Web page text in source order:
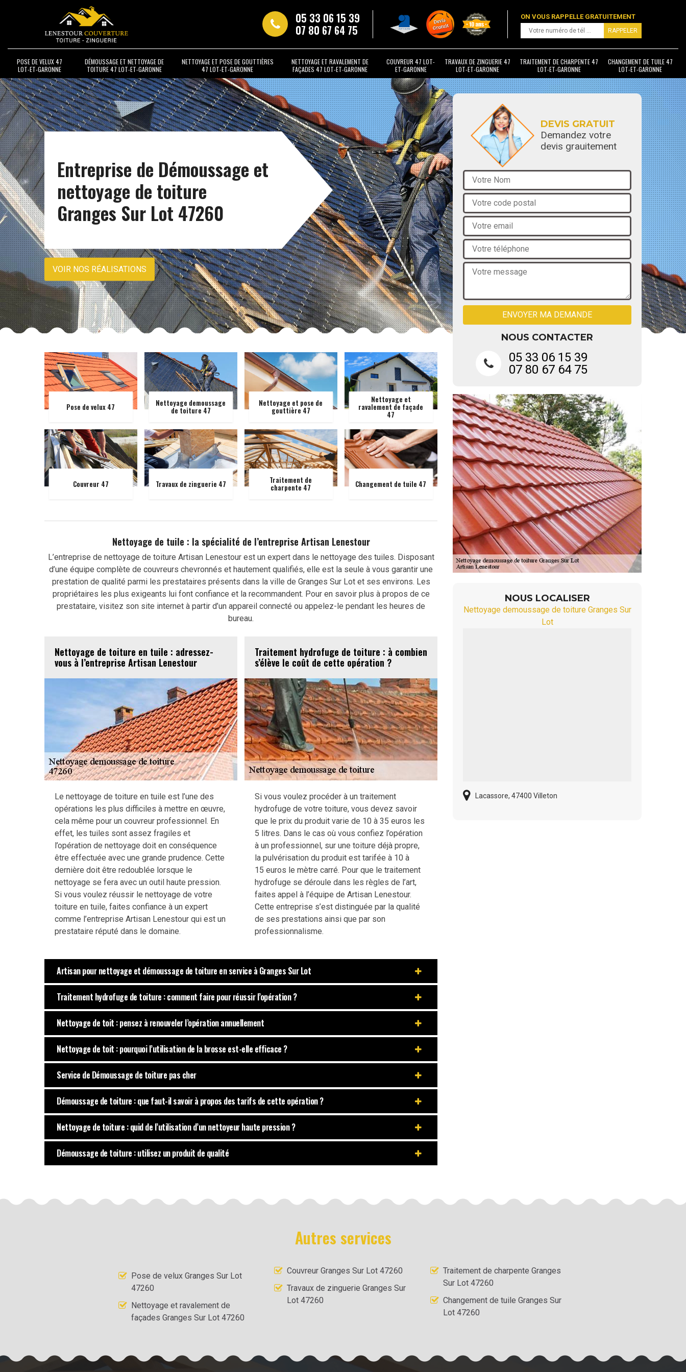
05 33 06 15 39
07 80 67 64 75
ON VOUS RAPPELLE GRATUITEMENT
POSE DE VELUX 47
LOT-ET-GARONNE
DÉMOUSSAGE ET NETTOYAGE DE
TOITURE 47 LOT-ET-GARONNE
NETTOYAGE ET POSE DE GOUTTIÈRES
47 LOT-ET-GARONNE
NETTOYAGE ET RAVALEMENT DE
FAÇADES 47 LOT-ET-GARONNE
COUVREUR 47 LOT-
ET-GARONNE
TRAVAUX DE ZINGUERIE 47
LOT-ET-GARONNE
TRAITEMENT DE CHARPENTE 47
LOT-ET-GARONNE
CHANGEMENT DE TUILE 47
LOT-ET-GARONNE
Entreprise de Démoussage et
nettoyage de toiture
Granges Sur Lot 47260
VOIR NOS RÉALISATIONS
Pose de velux 47 Nettoyage demoussage
de toiture 47
Nettoyage et pose de
gouttière 47
Nettoyage et
ravalement de façade
47
Couvreur 47 Travaux de zinguerie 47 Traitement de
charpente 47 Changement de tuile 47
Nettoyage de tuile : la spécialité de l’entreprise Artisan Lenestour
L’entreprise de nettoyage de toiture Artisan Lenestour est un expert dans le nettoyage des tuiles. Disposant
d’une équipe complète de couvreurs chevronnés et hautement qualifiés, elle est la seule à vous garantir une
prestation de qualité parmi les prestataires présents dans la ville de Granges Sur Lot et ses environs. Les
propriétaires les plus exigeants lui font confiance et la recommandent. Pour en savoir plus à propos de ce
prestataire, visitez son site internet à partir d’un appareil connecté ou appelez-le pendant les heures de
bureau.
Nettoyage de toiture en tuile : adressez-
vous à l’entreprise Artisan Lenestour
Le nettoyage de toiture en tuile est l’une des
opérations les plus difficiles à mettre en œuvre,
cela même pour un couvreur professionnel. En
effet, les tuiles sont assez fragiles et
l’opération de nettoyage doit en conséquence
être effectuée avec une grande prudence. Cette
dernière doit être redoublée lorsque le
nettoyage se fera avec un outil haute pression.
Si vous voulez réussir le nettoyage de votre
toiture en tuile, faites confiance à un expert
comme l’entreprise Artisan Lenestour qui est un
prestataire réputé dans le domaine.
Traitement hydrofuge de toiture : à combien
s’élève le coût de cette opération ?
Si vous voulez procéder à un traitement
hydrofuge de votre toiture, vous devez savoir
que le prix du produit varie de 10 à 35 euros les
5 litres. Dans le cas où vous confiez l’opération
à un professionnel, sur une toiture déjà propre,
la pulvérisation du produit est tarifée à 10 à
15 euros le mètre carré. Pour que le traitement
hydrofuge se déroule dans les règles de l’art,
faites appel à l’équipe de Artisan Lenestour.
Cette entreprise s’est distinguée par la qualité
de ses prestations ainsi que par son
professionnalisme.
Artisan pour nettoyage et démoussage de toiture en service à Granges Sur Lot
Traitement hydrofuge de toiture : comment faire pour réussir l’opération ?
Nettoyage de toit : pensez à renouveler l’opération annuellement
Nettoyage de toit : pourquoi l’utilisation de la brosse est-elle efficace ?
Service de Démoussage de toiture pas cher
Démoussage de toiture : que faut-il savoir à propos des tarifs de cette opération ?
Nettoyage de toiture : quid de l’utilisation d’un nettoyeur haute pression ?
Démoussage de toiture : utilisez un produit de qualité
DEVIS GRATUIT
Demandez votre
devis grauitement
NOUS CONTACTER
05 33 06 15 39
07 80 67 64 75
NOUS LOCALISER
Nettoyage demoussage de toiture Granges Sur
Lot
Lacassore, 47400 Villeton
Autres services
Pose de velux Granges Sur Lot
47260
Nettoyage et ravalement de
façades Granges Sur Lot 47260
Couvreur Granges Sur Lot 47260
Travaux de zinguerie Granges Sur
Lot 47260
Traitement de charpente Granges
Sur Lot 47260
Changement de tuile Granges Sur
Lot 47260